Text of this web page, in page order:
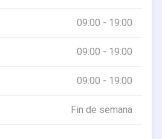
09:00 - 19:00
09:00 - 19:00
09:00 - 19:00
Fin de semana